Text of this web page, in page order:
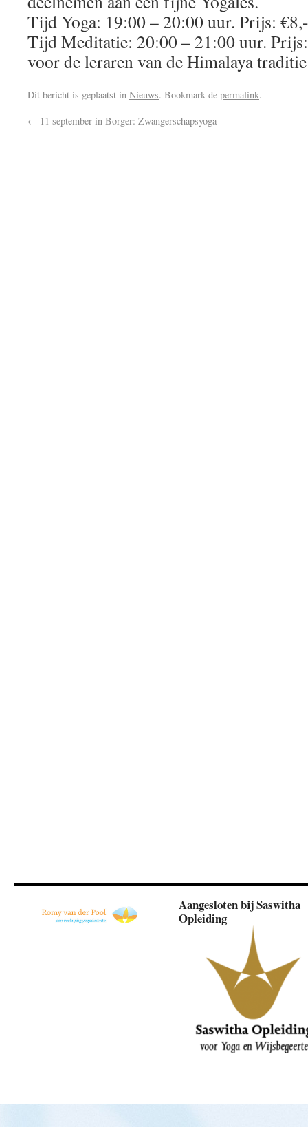
Tijd Yoga: 19:00 – 20:00 uur. Prijs:
Tijd Meditatie: 20:00 – 21:00 uur.
voor de leraren van de Himalaya
Dit bericht is geplaatst in Nieuws. Bookmark de permalink.
← 11 september in Borger: Zwangerschapsyoga
Aangesloten bij Saswitha
Opleiding